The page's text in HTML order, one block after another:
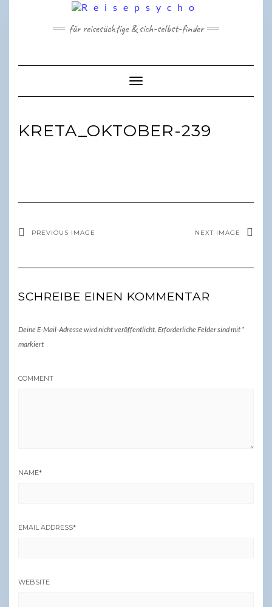
für reisesüchtige & sich-selbst-finder
Toggle Navigation
KRETA_OKTOBER-239
PREVIOUS IMAGE NEXT IMAGE
SCHREIBE EINEN KOMMENTAR
Deine E-Mail-Adresse wird nicht veröffentlicht. Erforderliche Felder sind mit *
markiert
COMMENT
NAME*
EMAIL ADDRESS*
WEBSITE